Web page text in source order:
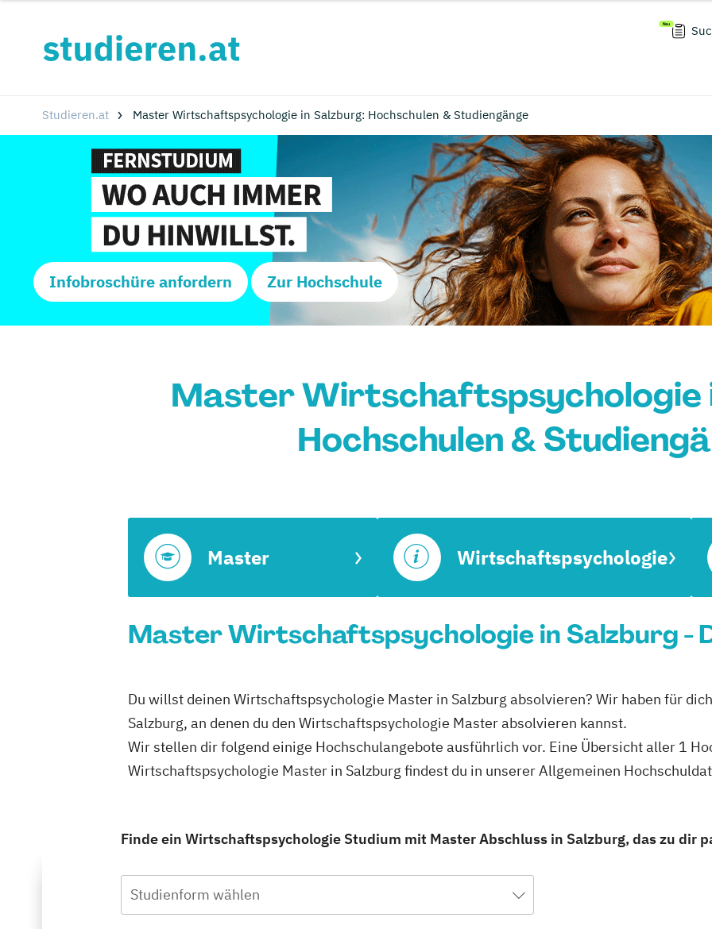
Studieren.at Master Wirtschaftspsychologie in Salzburg: Hochschulen & Studiengänge
Infobroschüre anfordern Zur Hochschule
Master Wirtschaftspsychologie
Hochschulen &
Master Wirtschaftspsychologie
Master Wirtschaftspsychologie in Salzburg -
Du willst deinen Wirtschaftspsychologie Master in Salzburg absolvieren? Wir haben für
Salzburg, an denen du den Wirtschaftspsychologie Master absolvieren kannst.
Wir stellen dir folgend einige Hochschulangebote ausführlich vor. Eine Übersicht aller 1
Wirtschaftspsychologie Master in Salzburg findest du in unserer Allgemeinen
Finde ein Wirtschaftspsychologie Studium mit Master Abschluss in Salzburg, das zu dir
Studienform wählen